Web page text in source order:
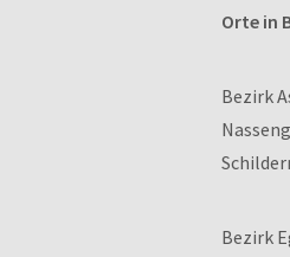
Orte in
Bezirk
Bezirk